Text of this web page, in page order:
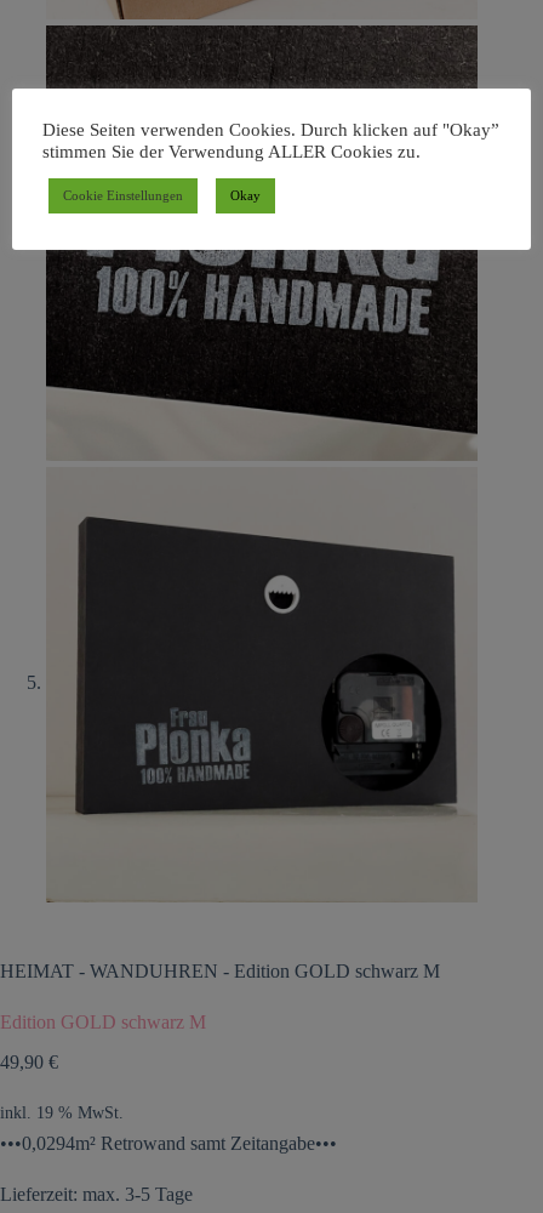
HEIMAT - WANDUHREN - Edition GOLD schwarz M
Edition GOLD schwarz M
49,90 €
inkl. 19 % MwSt.
•••0,0294m² Retrowand samt Zeitangabe•••
Lieferzeit: max. 3-5 Tage
Diese Seiten verwenden Cookies. Durch klicken auf "Okay”
stimmen Sie der Verwendung ALLER Cookies zu.
Cookie Einstellungen Okay